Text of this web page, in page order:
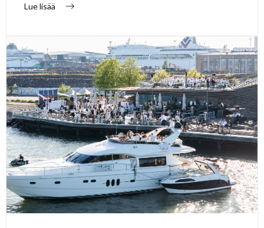
Lue lisää